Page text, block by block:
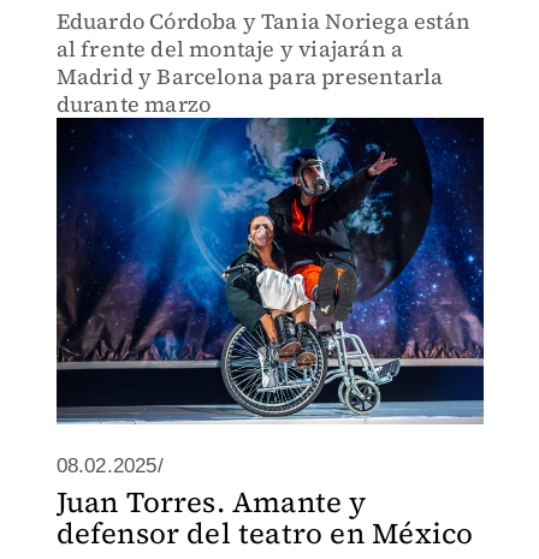
Eduardo Córdoba y Tania Noriega están
al frente del montaje y viajarán a
Madrid y Barcelona para presentarla
durante marzo
08.02.2025/
Juan Torres. Amante y
defensor del teatro en México